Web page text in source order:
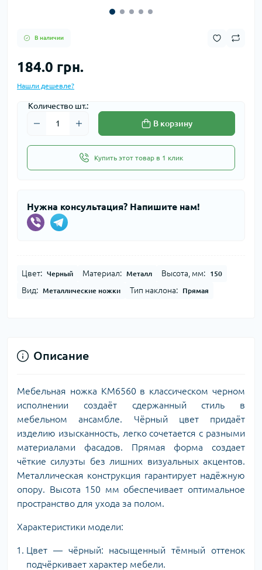
В наличии
184.0 грн.
Нашли дешевле?
Количество шт.:
В корзину
Купить этот товар в 1 клик
Нужна консультация? Напишите нам!
Цвет: Черный Материал: Металл Высота, мм: 150
Вид: Металлические ножки Тип наклона: Прямая
Описание
Мебельная ножка KM6560 в классическом черном
исполнении создаёт сдержанный стиль в
мебельном ансамбле. Чёрный цвет придаёт
изделию изысканность, легко сочетается с разными
материалами фасадов. Прямая форма создает
чёткие силуэты без лишних визуальных акцентов.
Металлическая конструкция гарантирует надёжную
опору. Высота 150 мм обеспечивает оптимальное
пространство для ухода за полом.
Характеристики модели:
Цвет — чёрный: насыщенный тёмный оттенок
подчёркивает характер мебели.